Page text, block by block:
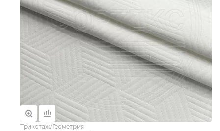
Трикотаж/Геометрия